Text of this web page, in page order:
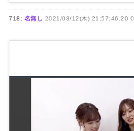
718: 名無し 2021/08/12(木) 21:57:46.20 0